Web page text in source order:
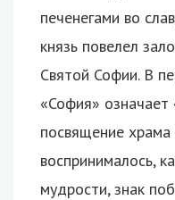
печенегами во
князь повелел
Святой Софии. В
«София»
посвящение
воспринималось,
мудрости, знак